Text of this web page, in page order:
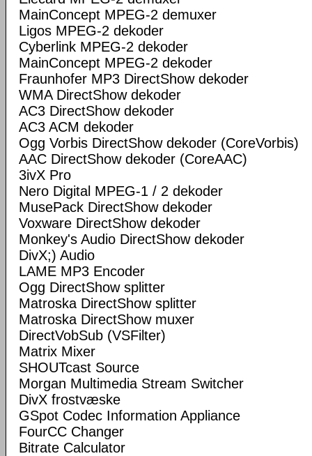
MainConcept MPEG-2 demuxer
Ligos MPEG-2 dekoder
Cyberlink MPEG-2 dekoder
MainConcept MPEG-2 dekoder
Fraunhofer MP3 DirectShow dekoder
WMA DirectShow dekoder
AC3 DirectShow dekoder
AC3 ACM dekoder
Ogg Vorbis DirectShow dekoder (CoreVorbis)
AAC DirectShow dekoder (CoreAAC)
3ivX Pro
Nero Digital MPEG-1 / 2 dekoder
MusePack DirectShow dekoder
Voxware DirectShow dekoder
Monkey's Audio DirectShow dekoder
DivX;) Audio
LAME MP3 Encoder
Ogg DirectShow splitter
Matroska DirectShow splitter
Matroska DirectShow muxer
DirectVobSub (VSFilter)
Matrix Mixer
SHOUTcast Source
Morgan Multimedia Stream Switcher
DivX frostvæske
GSpot Codec Information Appliance
FourCC Changer
Bitrate Calculator